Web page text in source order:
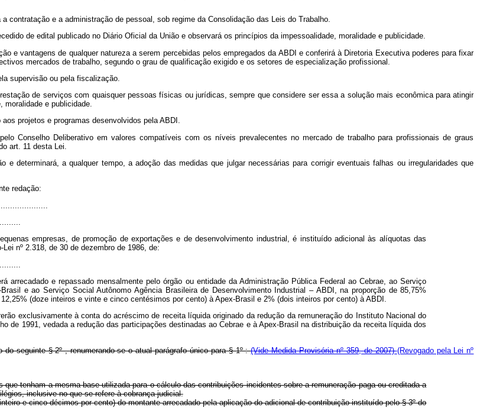
contratação e a administração de pessoal, sob regime da Consolidação das Leis do Trabalho.
de edital publicado no Diário Oficial da União e observará os princípios da impessoalidade, moralidade e publicidade.
e vantagens de qualquer natureza a serem percebidas pelos empregados da ABDI e conferirá à Diretoria Executiva poderes para fixar
mercados de trabalho, segundo o grau de qualificação exigido e os setores de especialização profissional.
supervisão ou pela fiscalização.
de serviços com quaisquer pessoas físicas ou jurídicas, sempre que considere ser essa a solução mais econômica para atingir
moralidade e publicidade.
projetos e programas desenvolvidos pela ABDI.
Conselho Deliberativo em valores compatíveis com os níveis prevalecentes no mercado de trabalho para profissionais de graus
art. 11 desta Lei.
determinará, a qualquer tempo, a adoção das medidas que julgar necessárias para corrigir eventuais falhas ou irregularidades que
redação:
empresas, de promoção de exportações e de desenvolvimento industrial, é instituído adicional às alíquotas das
nº 2.318, de 30 de dezembro de 1986, de:
arrecadado e repassado mensalmente pelo órgão ou entidade da Administração Pública Federal ao Cebrae, ao Serviço
e ao Serviço Social Autônomo Agência Brasileira de Desenvolvimento Industrial – ABDI, na proporção de 85,75%
(doze inteiros e vinte e cinco centésimos por cento) à Apex-Brasil e 2% (dois inteiros por cento) à ABDI.
exclusivamente à conta do acréscimo de receita líquida originado da redução da remuneração do Instituto Nacional do
de 1991, vedada a redução das participações destinadas ao Cebrae e à Apex-Brasil na distribuição da receita líquida dos
seguinte § 2º , renumerando-se o atual parágrafo único para § 1º :(Vide Medida Provisória nº 359, de 2007)(Revogado pela Lei nº
tenham a mesma base utilizada para o cálculo das contribuições incidentes sobre a remuneração paga ou creditada a
inclusive no que se refere à cobrança judicial.
e cinco décimos por cento) do montante arrecadado pela aplicação do adicional de contribuição instituído pelo § 3º do